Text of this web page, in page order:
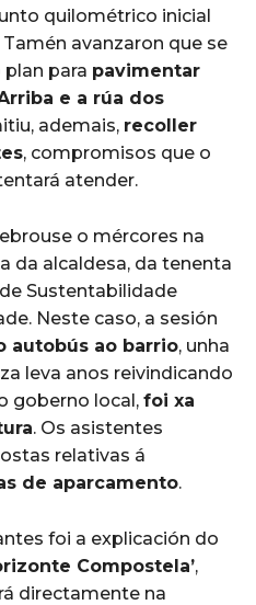
quilométrico inicial
avanzaron que se
para pavimentar
e a rúa dos
ademais, recoller
, compromisos que o
atender.
o mércores na
da alcaldesa, da tenenta
Sustentabilidade
Neste caso, a sesión
autobús ao barrio, unha
leva anos reivindicando
goberno local, foi xa
. Os asistentes
relativas á
de aparcamento.
foi a explicación do
Compostela’,
directamente na